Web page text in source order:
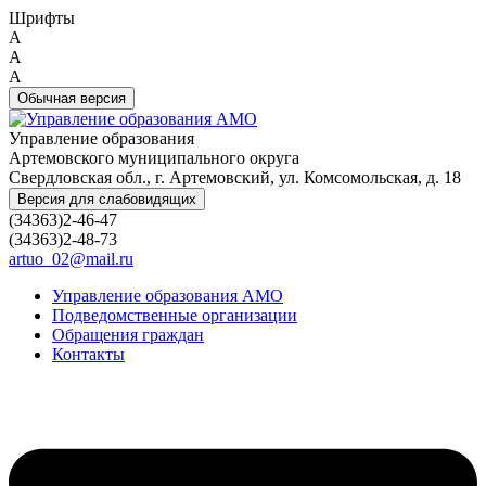
Шрифты
A
A
A
Обычная версия
Управление образования
Артемовского муниципального округа
Свердловская обл., г. Артемовский, ул. Комсомольская, д. 18
Версия для слабовидящих
(34363)2-46-47
(34363)2-48-73
artuo_02@mail.ru
Управление образования АМО
Подведомственные организации
Обращения граждан
Контакты